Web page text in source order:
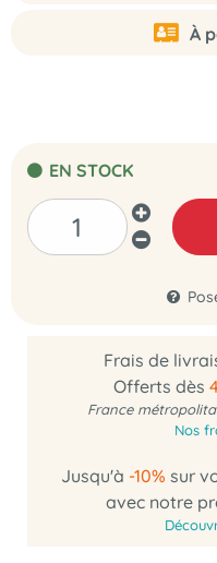
À
EN STOCK
Frais de
Offerts dès
France
Nos
Jusqu'à -10% sur
avec notre